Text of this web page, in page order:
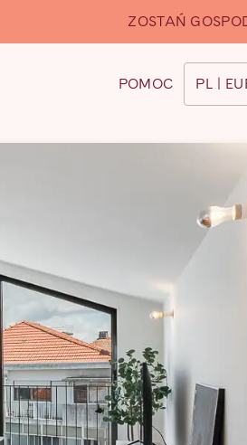
ZOSTAŃ
POMOC PL |